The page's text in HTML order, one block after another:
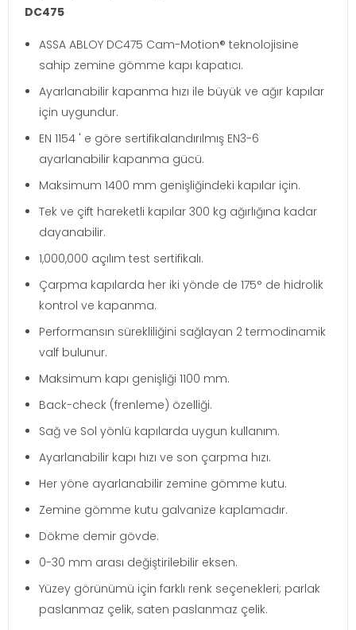
DC475
ASSA ABLOY DC475 Cam-Motion® teknolojisine
sahip zemine gömme kapı kapatıcı.
Ayarlanabilir kapanma hızı ile büyük ve ağır kapılar
için uygundur.
EN 1154 ' e göre sertifikalandırılmış EN3-6
ayarlanabilir kapanma gücü.
Maksimum 1400 mm genişliğindeki kapılar için.
Tek ve çift hareketli kapılar 300 kg ağırlığına kadar
dayanabilir.
1,000,000 açılım test sertifikalı.
Çarpma kapılarda her iki yönde de 175° de hidrolik
kontrol ve kapanma.
Performansın sürekliliğini sağlayan 2 termodinamik
valf bulunur.
Maksimum kapı genişliği 1100 mm.
Back-check (frenleme) özelliği.
Sağ ve Sol yönlü kapılarda uygun kullanım.
Ayarlanabilir kapı hızı ve son çarpma hızı.
Her yöne ayarlanabilir zemine gömme kutu.
Zemine gömme kutu galvanize kaplamadır.
Dökme demir gövde.
0-30 mm arası değiştirilebilir eksen.
Yüzey görünümü için farklı renk seçenekleri; parlak
paslanmaz çelik, saten paslanmaz çelik.